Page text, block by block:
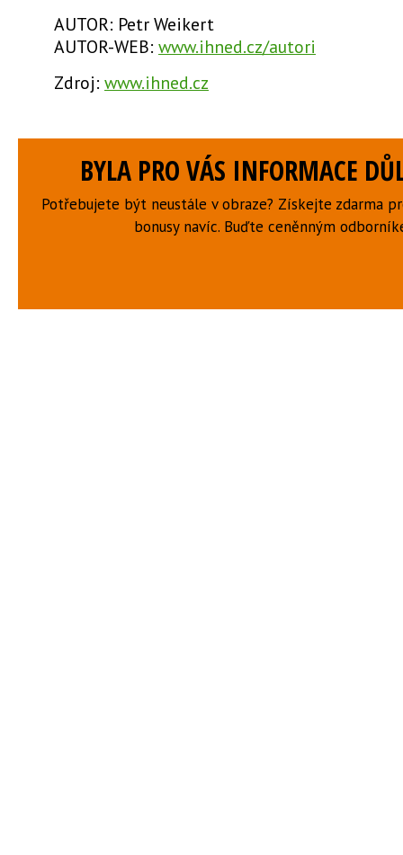
AUTOR: Petr Weikert
AUTOR-WEB: www.ihned.cz/autori
Zdroj: www.ihned.cz
BYLA PRO VÁS INFORMACE
Potřebujete být neustále v obraze? Získejte zdarma
bonusy navíc. Buďte ceněnným